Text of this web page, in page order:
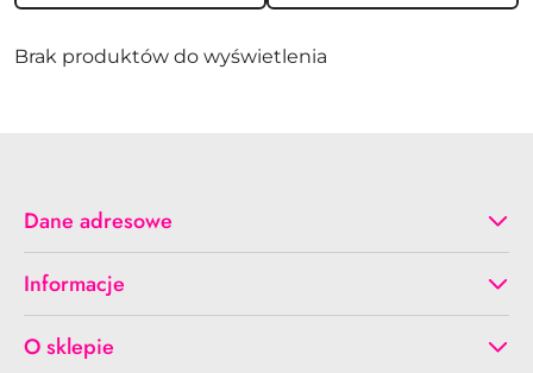
Brak produktów do wyświetlenia
Dane adresowe
Informacje
O sklepie